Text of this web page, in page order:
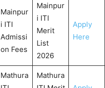
Mainpur
i ITI
Admissi
on Fees
Mainpur
i ITI
Merit
List
2026
Apply
Here
Mathura
Mathura